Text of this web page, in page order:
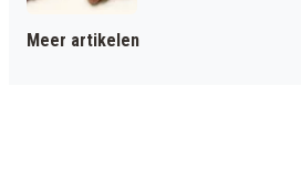
Meer artikelen